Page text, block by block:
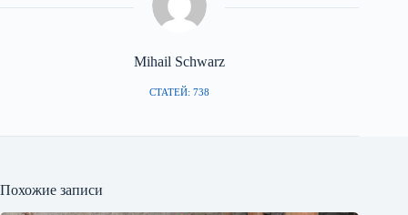
Mihail Schwarz
СТАТЕЙ: 738
Похожие записи